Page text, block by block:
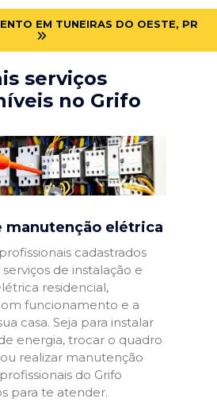
EM TUNEIRAS DO OESTE, PR
serviços
no Grifo
manutenção elétrica
cadastrados
de instalação e
residencial,
funcionamento e a
casa. Seja para instalar
energia, trocar o quadro
realizar manutenção
do Grifo
para te atender.